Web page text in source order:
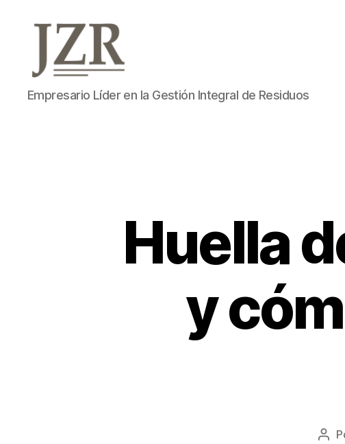
Jorge
Zegarra
Empresario Líder en la Gestión Integral de Residuos
Huella
y